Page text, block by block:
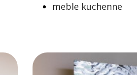
meble kuchenne